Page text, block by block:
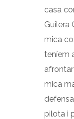
casa
Guilera
mica
teníem
mica
pilota i